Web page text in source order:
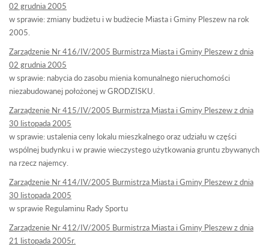
02 grudnia 2005
w sprawie: zmiany budżetu i w budżecie Miasta i Gminy Pleszew na rok
2005.
Zarządzenie Nr 416/IV/2005 Burmistrza Miasta i Gminy Pleszew z dnia
02 grudnia 2005
w sprawie: nabycia do zasobu mienia komunalnego nieruchomości
niezabudowanej położonej w GRODZISKU.
Zarządzenie Nr 415/IV/2005 Burmistrza Miasta i Gminy Pleszew z dnia
30 listopada 2005
w sprawie: ustalenia ceny lokalu mieszkalnego oraz udziału w części
wspólnej budynku i w prawie wieczystego użytkowania gruntu zbywanych
na rzecz najemcy.
Zarządzenie Nr 414/IV/2005 Burmistrza Miasta i Gminy Pleszew z dnia
30 listopada 2005
w sprawie Regulaminu Rady Sportu
Zarządzenie Nr 412/IV/2005 Burmistrza Miasta i Gminy Pleszew z dnia
21 listopada 2005r.